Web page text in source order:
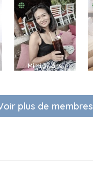
Mimi,37 ans
plus de membres